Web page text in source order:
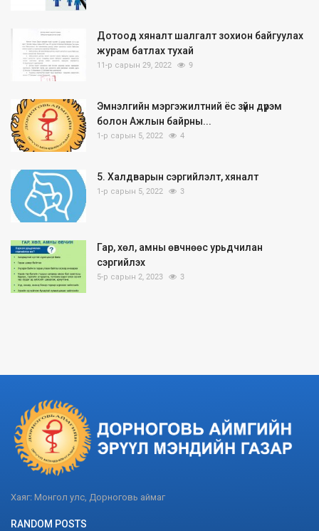
Дотоод хяналт шалгалт зохион байгуулах
журам батлах тухай
11-р сарын 29, 2022 9
Эмнэлгийн мэргэжилтний ёс зүйн дүрэм
болон Ажлын байрны...
1-р сарын 5, 2022 4
5. Халдварын сэргийлэлт, хяналт
1-р сарын 5, 2022 3
Гар, хөл, амны өвчнөөс урьдчилан
сэргийлэх
5-р сарын 2, 2023 3
Хаяг: Монгол улс, Дорноговь аймаг
RANDOM POSTS